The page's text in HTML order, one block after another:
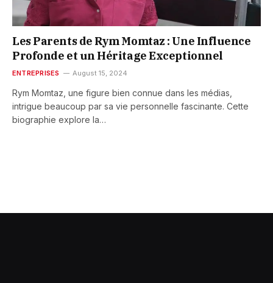
Les Parents de Rym Momtaz : Une Influence
Profonde et un Héritage Exceptionnel
ENTREPRISES August 15, 2024
Rym Momtaz, une figure bien connue dans les médias,
intrigue beaucoup par sa vie personnelle fascinante. Cette
biographie explore la…